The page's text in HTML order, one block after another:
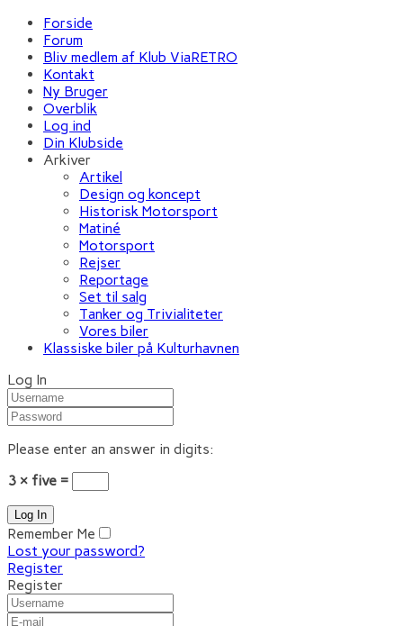
Forside
Forum
Bliv medlem af Klub ViaRETRO
Kontakt
Ny Bruger
Overblik
Log ind
Din Klubside
Arkiver
Artikel
Design og koncept
Historisk Motorsport
Matiné
Motorsport
Rejser
Reportage
Set til salg
Tanker og Trivialiteter
Vores biler
Klassiske biler på Kulturhavnen
Log In
Please enter an answer in digits:
3 × five =
Remember Me
Lost your password?
Register
Register